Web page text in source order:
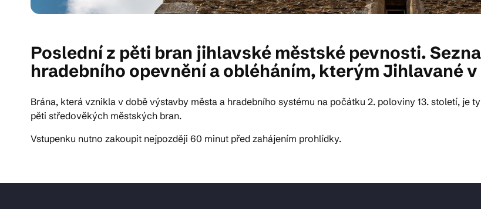
Poslední z pěti bran jihlavské městské pevnosti.
hradebního opevnění a obléháním, kterým Jihlavané
Brána, která vznikla v době výstavby města a hradebního systému na počátku 2. poloviny 13. století, je
pěti středověkých městských bran.
Vstupenku nutno zakoupit nejpozději 60 minut před zahájením prohlídky.